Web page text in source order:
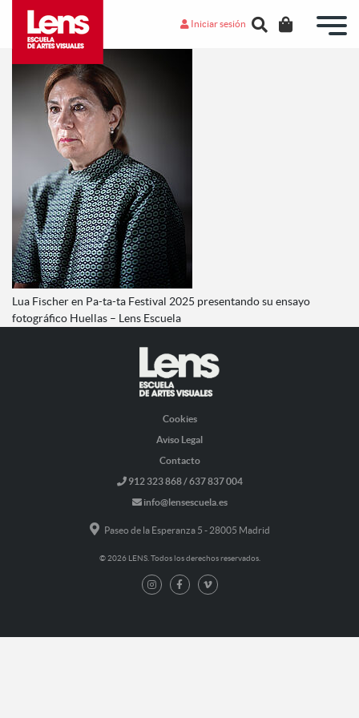
Iniciar sesión
Lua Fischer en Pa-ta-ta Festival 2025 presentando su ensayo
fotográfico Huellas – Lens Escuela
Cookies
Aviso Legal
Contacto
912 323 868 / 637 837 004
info@lensescuela.es
Paseo de la Esperanza 5 - 28005 Madrid
© 2026 LENS. Todos los derechos reservados.